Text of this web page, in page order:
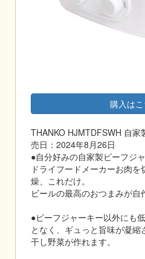
購入は
THANKO HJMTDFSWH 自家
売日：2024年8月26日
●自分好みの自家製ビーフジ
ドライフードメーカーお肉
燥、これだけ。
ビールの最高のおつまみが自
●ビーフジャーキー以外にも
となく、ギュっと旨味が凝
干し野菜が作れます。